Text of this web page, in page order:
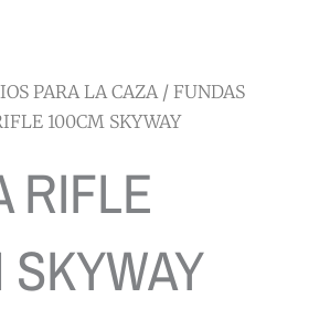
PARA LA CAZA / FUNDAS
100CM SKYWAY
RIFLE